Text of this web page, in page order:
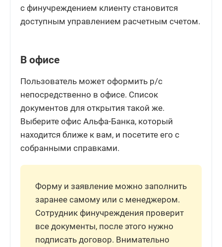
с финучреждением клиенту становится
доступным управлением расчетным счетом.
В офисе
Пользователь может оформить р/с
непосредственно в офисе. Список
документов для открытия такой же.
Выберите офис Альфа-Банка, который
находится ближе к вам, и посетите его с
собранными справками.
Форму и заявление можно заполнить
заранее самому или с менеджером.
Сотрудник финучреждения проверит
все документы, после этого нужно
подписать договор. Внимательно